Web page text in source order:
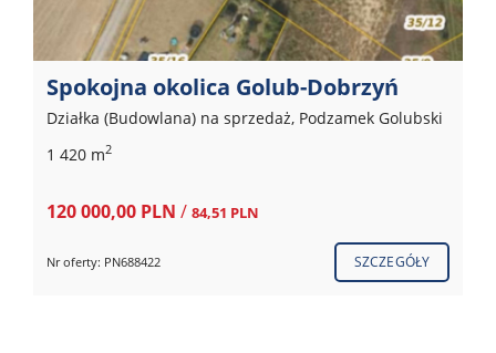
Spokojna okolica Golub-Dobrzyń
Działka (Budowlana) na sprzedaż, Podzamek Golubski
1 420 m2
120 000,00 PLN / 84,51 PLN
Nr oferty: PN688422 SZCZEGÓŁY